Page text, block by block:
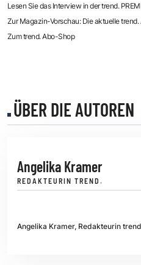
Lesen Sie das Interview in der trend.
Zur Magazin-Vorschau: Die aktuelle trend.
Zum trend. Abo-Shop
ÜBER DIE AUTOREN
Angelika Kramer
REDAKTEURIN TREND.
Angelika Kramer, Redakteurin trend